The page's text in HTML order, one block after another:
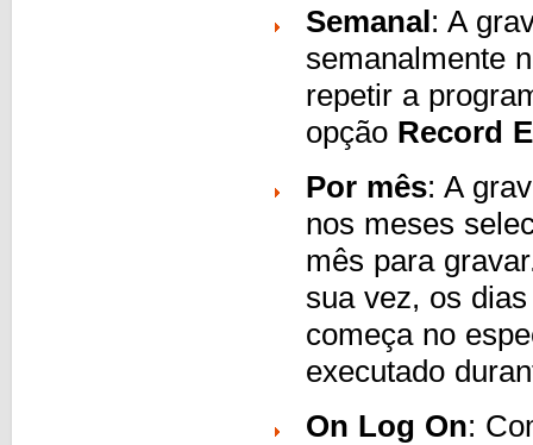
Semanal : A
semanalmente
repetir a
opção Record
Por mês: A
nos meses
mês para
sua vez, os
começa no
executado
On Log On: